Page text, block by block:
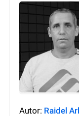
Autor: Raidel